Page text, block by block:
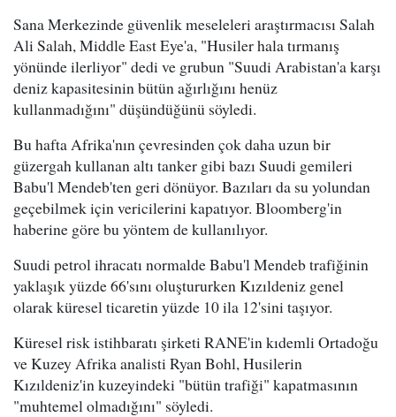
Sana Merkezinde güvenlik meseleleri araştırmacısı Salah
Ali Salah, Middle East Eye'a, "Husiler hala tırmanış
yönünde ilerliyor" dedi ve grubun "Suudi Arabistan'a karşı
deniz kapasitesinin bütün ağırlığını henüz
kullanmadığını" düşündüğünü söyledi.
Bu hafta Afrika'nın çevresinden çok daha uzun bir
güzergah kullanan altı tanker gibi bazı Suudi gemileri
Babu'l Mendeb'ten geri dönüyor. Bazıları da su yolundan
geçebilmek için vericilerini kapatıyor. Bloomberg'in
haberine göre bu yöntem de kullanılıyor.
Suudi petrol ihracatı normalde Babu'l Mendeb trafiğinin
yaklaşık yüzde 66'sını oluştururken Kızıldeniz genel
olarak küresel ticaretin yüzde 10 ila 12'sini taşıyor.
Küresel risk istihbaratı şirketi RANE'in kıdemli Ortadoğu
ve Kuzey Afrika analisti Ryan Bohl, Husilerin
Kızıldeniz'in kuzeyindeki "bütün trafiği" kapatmasının
"muhtemel olmadığını" söyledi.